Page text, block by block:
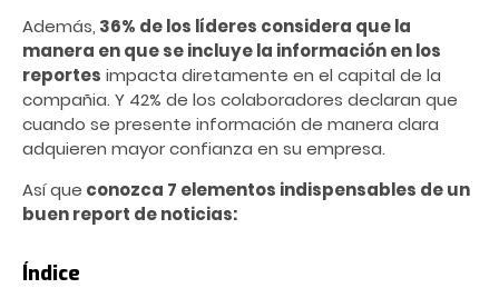
Además, 36% de los líderes considera que la
manera en que se incluye la información en los
reportes impacta diretamente en el capital de la
compañia. Y 42% de los colaboradores declaran que
cuando se presente información de manera clara
adquieren mayor confianza en su empresa.
Así que conozca 7 elementos indispensables de un
buen report de noticias:
Índice